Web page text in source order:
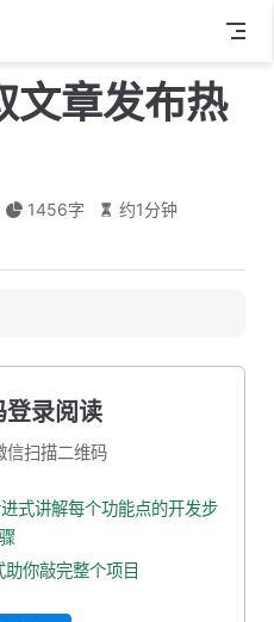
文章发布热
1456字 约1分钟
登录阅读
信扫描二维码
式讲解每个功能点的开发步
骤
你敲完整个项目